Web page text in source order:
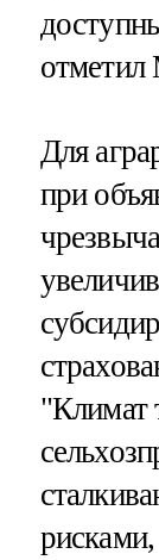
Для
при
"Климат